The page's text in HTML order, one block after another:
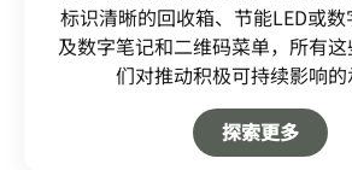
标识清晰的回收箱、节能LED或
及数字笔记和二维码菜单，所有
们对推动积极可持续影响的
探索更多Open